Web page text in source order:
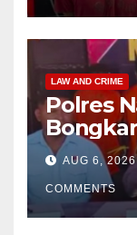
LAW AND CRIME
Polres
Pelaku
AUG 6, 2026
COMMENTS